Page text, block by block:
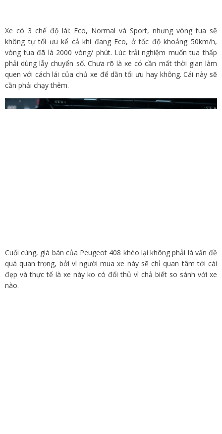
Xe có 3 chế độ lái: Eco, Normal và Sport, nhưng vòng tua sẽ
không tự tối ưu kể cả khi đang Eco, ở tốc độ khoảng 50km/h,
vòng tua đã là 2000 vòng/ phút. Lúc trải nghiệm muốn tua thấp
phải dùng lẫy chuyển số. Chưa rõ là xe có cần mất thời gian làm
quen với cách lái của chủ xe để dần tối ưu hay không. Cái này sẽ
cần phải chạy thêm.
Cuối cùng, giá bán của Peugeot 408 khéo lại không phải là vấn đề
quá quan trọng, bởi vì người mua xe này sẽ chỉ quan tâm tới cái
đẹp và thực tế là xe này ko có đối thủ vì chả biết so sánh với xe
nào.